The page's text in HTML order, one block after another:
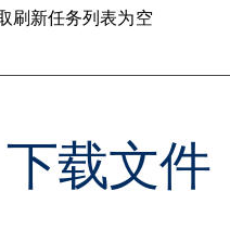
刷新任务列表为空
下载文件